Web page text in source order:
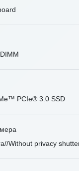
PCIe® 3.0 SSD
Without privacy